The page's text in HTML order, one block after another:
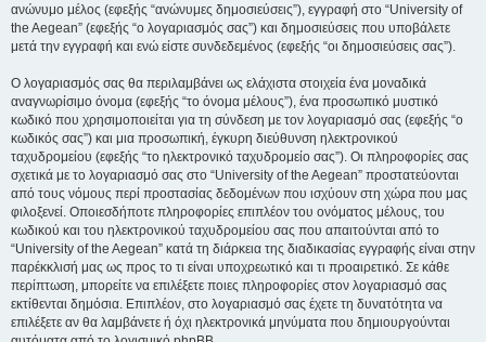
ανώνυμο μέλος (εφεξής “ανώνυμες δημοσιεύσεις”), εγγραφή στο “University of
the Aegean” (εφεξής “ο λογαριασμός σας”) και δημοσιεύσεις που υποβάλετε
μετά την εγγραφή και ενώ είστε συνδεδεμένος (εφεξής “οι δημοσιεύσεις σας”).
Ο λογαριασμός σας θα περιλαμβάνει ως ελάχιστα στοιχεία ένα μοναδικά
αναγνωρίσιμο όνομα (εφεξής “το όνομα μέλους”), ένα προσωπικό μυστικό
κωδικό που χρησιμοποιείται για τη σύνδεση με τον λογαριασμό σας (εφεξής “ο
κωδικός σας”) και μια προσωπική, έγκυρη διεύθυνση ηλεκτρονικού
ταχυδρομείου (εφεξής “το ηλεκτρονικό ταχυδρομείο σας”). Οι πληροφορίες σας
σχετικά με το λογαριασμό σας στο “University of the Aegean” προστατεύονται
από τους νόμους περί προστασίας δεδομένων που ισχύουν στη χώρα που μας
φιλοξενεί. Οποιεσδήποτε πληροφορίες επιπλέον του ονόματος μέλους, του
κωδικού και του ηλεκτρονικού ταχυδρομείου σας που απαιτούνται από το
“University of the Aegean” κατά τη διάρκεια της διαδικασίας εγγραφής είναι στην
παρέκκλισή μας ως προς το τι είναι υποχρεωτικό και τι προαιρετικό. Σε κάθε
περίπτωση, μπορείτε να επιλέξετε ποιες πληροφορίες στον λογαριασμό σας
εκτίθενται δημόσια. Επιπλέον, στο λογαριασμό σας έχετε τη δυνατότητα να
επιλέξετε αν θα λαμβάνετε ή όχι ηλεκτρονικά μηνύματα που δημιουργούνται